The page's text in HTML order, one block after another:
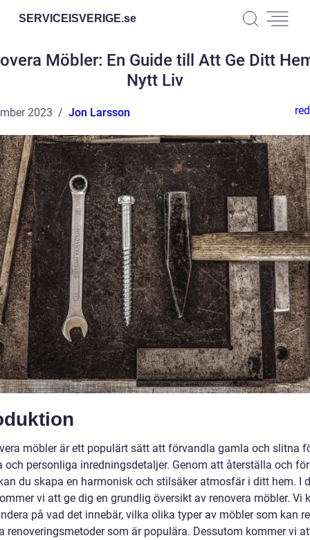
SERVICEISVERIGE.se
Möbler: En Guide till Att Ge Ditt
Nytt Liv
2023 Jon Larsson
möbler är ett populärt sätt att förvandla gamla och slitna
och personliga inredningsdetaljer. Genom att återställa och
du skapa en harmonisk och stilsäker atmosfär i ditt hem. I
vi att ge dig en grundlig översikt av renovera möbler. Vi
på vad det innebär, vilka olika typer av möbler som kan
renoveringsmetoder som är populära. Dessutom kommer vi